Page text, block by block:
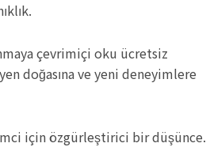
çevrimiçi oku ücretsiz
doğasına ve yeni deneyimlere
için özgürleştirici bir düşünce.